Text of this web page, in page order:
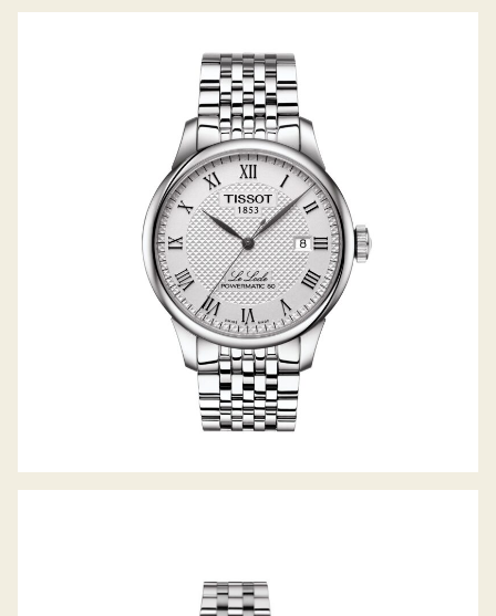
LE LOCLE POWERMATIC 80